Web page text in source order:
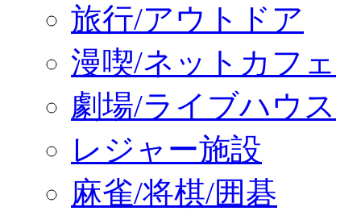
旅行/アウトドア
漫喫/ネットカフェ
劇場/ライブハウス
レジャー施設
麻雀/将棋/囲碁